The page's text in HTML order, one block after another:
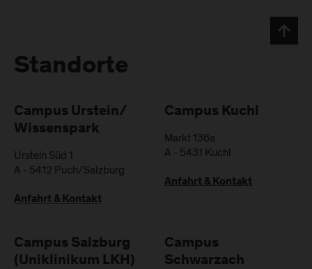
Standorte
Campus Urstein/
Wissenspark
Urstein Süd 1
A - 5412 Puch/Salzburg
Anfahrt & Kontakt
Campus Kuchl
Markt 136a
A - 5431 Kuchl
Anfahrt & Kontakt
Campus Salzburg
(Uniklinikum LKH)
Campus
Schwarzach